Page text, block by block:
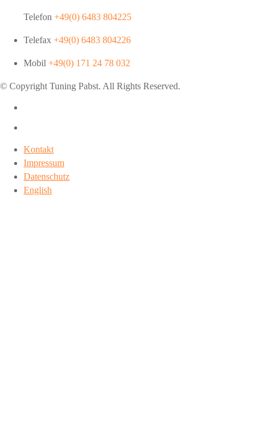
Telefon +49(0) 6483 804225
Telefax +49(0) 6483 804226
Mobil +49(0) 171 24 78 032
© Copyright Tuning Pabst. All Rights Reserved.
Kontakt
Impressum
Datenschutz
English